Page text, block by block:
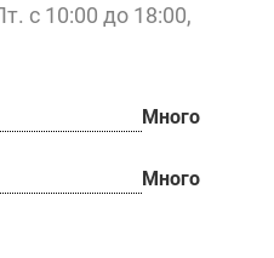
с 10:00 до 18:00,
Много
Много